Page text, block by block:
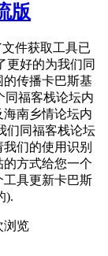
版
件获取工具已
更好的为我们同
传播卡巴斯基
同福客栈论坛内
南乡情论坛内
们同福客栈论坛
们的使用识别
方式给您一个
具更新卡巴斯
).
浏览